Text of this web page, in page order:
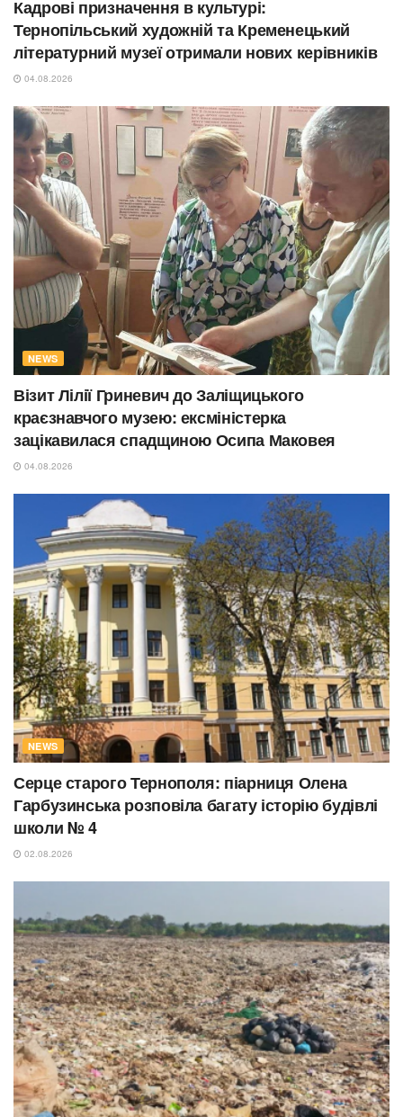
Кадрові призначення в культурі:
Тернопільський художній та Кременецький
літературний музеї отримали нових керівників
04.08.2026
NEWS
Візит Лілії Гриневич до Заліщицького
краєзнавчого музею: ексміністерка
зацікавилася спадщиною Осипа Маковея
04.08.2026
NEWS
Серце старого Тернополя: піарниця Олена
Гарбузинська розповіла багату історію будівлі
школи № 4
02.08.2026